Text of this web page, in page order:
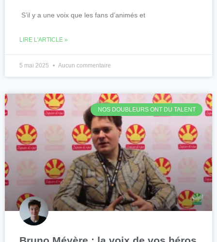
S’il y a une voix que les fans d’animés et
LIRE L'ARTICLE »
5 mai 2025 Aucun commentaire
NOS DOUBLEURS ONT DU TALENT